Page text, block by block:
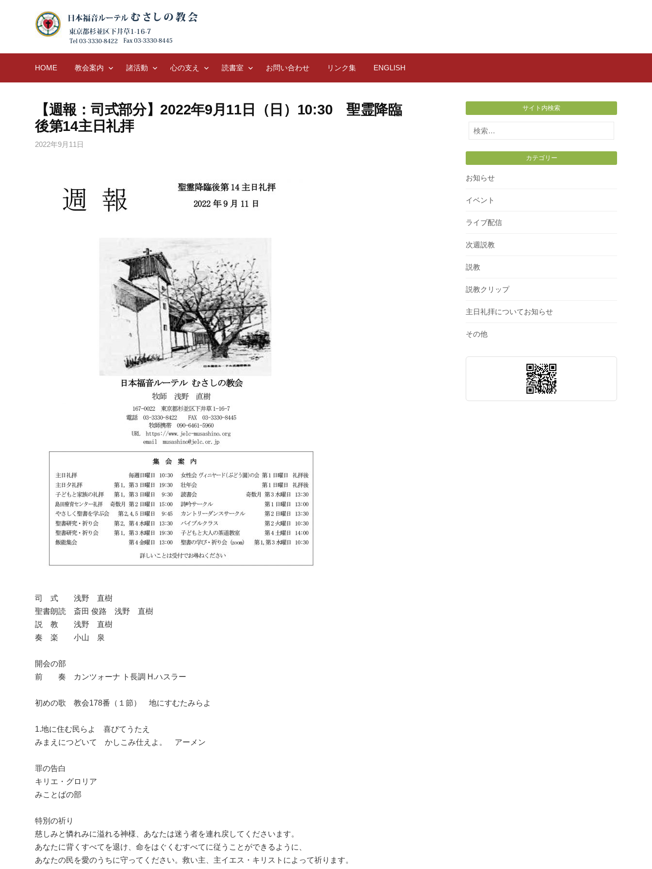
HOME 教会案内 諸活動 心の支え 読書室 お問い合わせ リンク集 ENGLISH
【週報：司式部分】2022年9月11日（日）10:30 聖霊降臨
後第14主日礼拝
2022年9月11日
司 式 浅野 直樹
聖書朗読 斎田 俊路 浅野 直樹
説 教 浅野 直樹
奏 楽 小山 泉
開会の部
前 奏 カンツォーナ ト長調 H.ハスラー
初めの歌 教会178番（１節） 地にすむたみらよ
1.地に住む民らよ 喜びてうたえ
みまえにつどいて かしこみ仕えよ。 アーメン
罪の告白
キリエ・グロリア
みことばの部
特別の祈り
慈しみと憐れみに溢れる神様、あなたは迷う者を連れ戻してくださいます。
あなたに背くすべてを退け、命をはぐくむすべてに従うことができるように、
あなたの民を愛のうちに守ってください。救い主、主イエス・キリストによって祈ります。
サイト内検索
検
索:
カテゴリー
お知らせ
イベント
ライブ配信
次週説教
説教
説教クリップ
主日礼拝についてお知らせ
その他